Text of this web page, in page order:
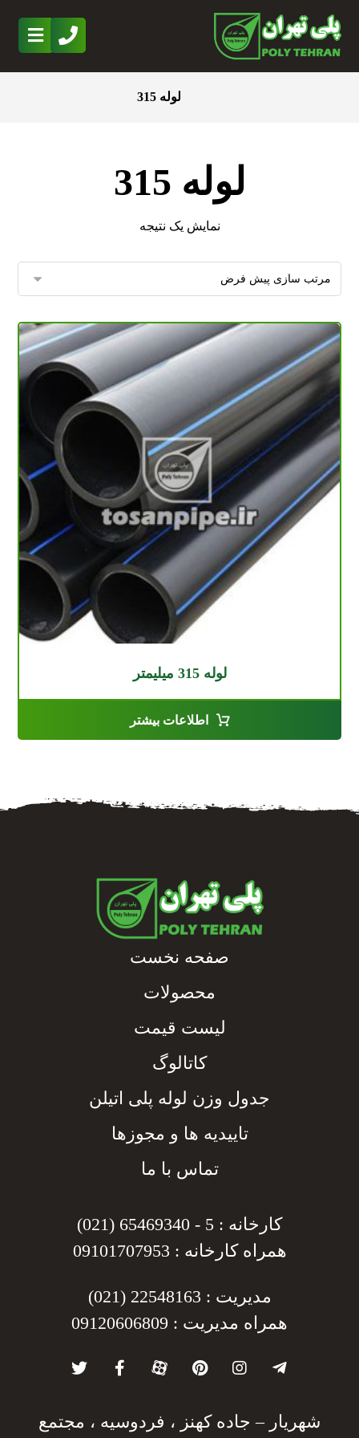
لوله 315
لوله 315
نمایش یک نتیجه
لوله 315 میلیمتر
اطلاعات بیشتر
صفحه نخست
محصولات
لیست قیمت
کاتالوگ
جدول وزن لوله پلی اتیلن
تاییدیه ها و مجوزها
تماس با ما
کارخانه : 5 - 65469340 (021)
همراه کارخانه : 09101707953
مدیریت : 22548163 (021)
همراه مدیریت : 09120606809
شهریار – جاده کهنز ، فردوسیه ، مجتمع